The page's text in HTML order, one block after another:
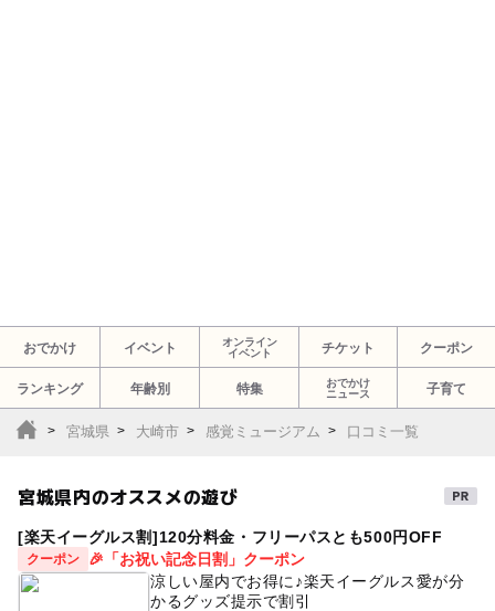
おでかけ イベント
オンライン
イベント
チケット クーポン
ランキング 年齢別 特集
おでかけ
ニュース
子育て
宮城県 大崎市 感覚ミュージアム 口コミ一覧
宮城県内のオススメの遊び
[楽天イーグルス割]120分料金・フリーパスとも500円OFF
クーポン
🎉「お祝い記念日割」クーポン
涼しい屋内でお得に♪楽天イーグルス愛が分
かるグッズ提示で割引